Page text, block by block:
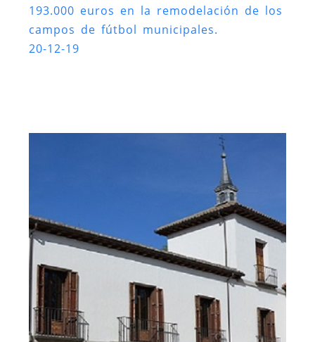
193.000 euros en la remodelación de los
campos de fútbol municipales.
20-12-19